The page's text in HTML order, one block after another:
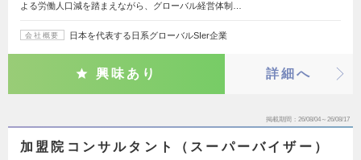
よる労働人口減を踏まえながら、グローバル経営体制…
会社概要 日本を代表する日系グローバルSIer企業
興味あり 詳細へ
掲載期間 26/08/04～26/08/17
加盟院コンサルタント（スーパーバイザー）